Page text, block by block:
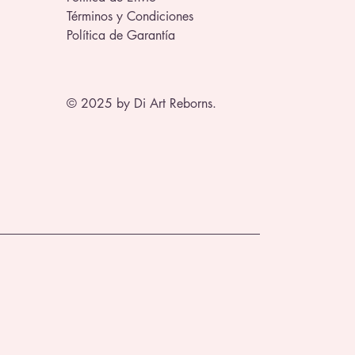
Términos y Condiciones
Política de Garantía
© 2025 by Di Art Reborns.